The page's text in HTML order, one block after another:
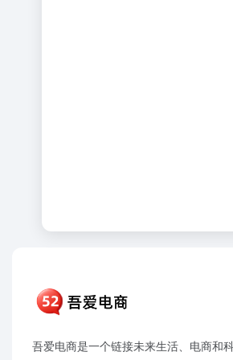
吾爱电商是一个链接未来生活、电商和